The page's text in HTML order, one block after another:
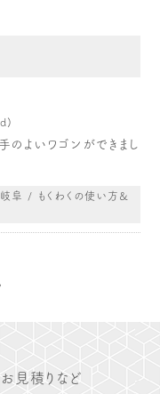
方&選び方
くわく暮らし
プレスリリース
のよいワゴンができまし
岐阜 / もくわくの使い方&
見積りなど